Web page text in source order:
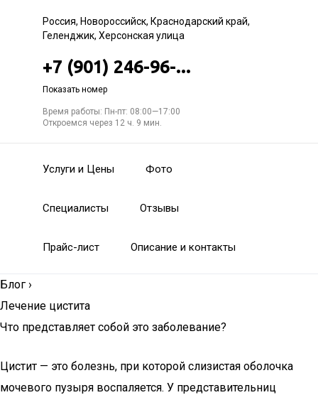
Россия, Новороссийск, Краснодарский край,
Геленджик, Херсонская улица
+7 (901) 246-96-...
Показать номер
Время работы: Пн-пт: 08:00—17:00
Откроемся через 12 ч. 9 мин.
Услуги и Цены Фото
Специалисты Отзывы
Прайс-лист Описание и контакты
Блог ›
Лечение цистита
Что представляет собой это заболевание?
Цистит — это болезнь, при которой слизистая оболочка
мочевого пузыря воспаляется. У представительниц